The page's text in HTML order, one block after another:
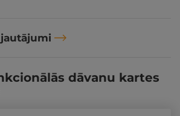
dāvanu kartes